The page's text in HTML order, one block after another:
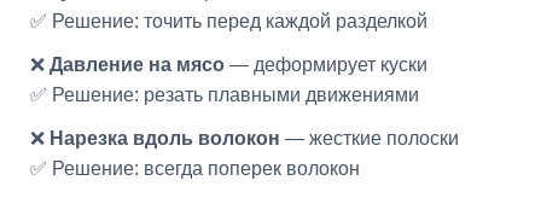
✅ Решение: точить перед каждой разделкой
❌ Давление на мясо — деформирует куски
✅ Решение: резать плавными движениями
❌ Нарезка вдоль волокон — жесткие полоски
✅ Решение: всегда поперек волокон